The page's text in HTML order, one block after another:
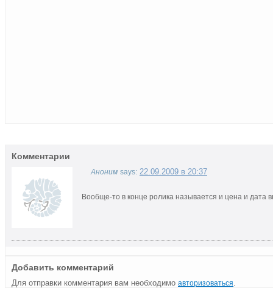
Комментарии
Аноним says: 22.09.2009 в 20:37
Вообще-то в конце ролика называется и цена и дата
Добавить комментарий
Для отправки комментария вам необходимо авторизоваться